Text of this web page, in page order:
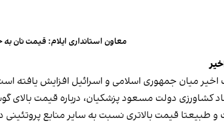
معاون استانداری ایلام: قیمت نان به
میان جمهوری اسلامی و اسرائیل افزایش یافته
کشاورزی دولت مسعود پزشکیان، درباره قیمت
قیمت بالاتری نسبت به سایر منابع پروتئینی